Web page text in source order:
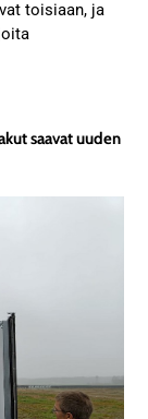
toisiaan, ja
saavat uuden